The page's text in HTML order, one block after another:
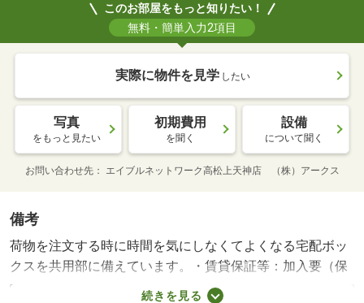
このお部屋をもっと知りたい！
無料・簡単入力2項目
実際に物件を見学 したい
写真
をもっと見たい
初期費用
を聞く
設備
について聞く
お問い合わせ先 エイブルネットワーク高松上天神店 （株）アークス
備考
荷物を注文する時に時間を気にしなくてよくなる宅配ボッ
クスを共用部に備えています。・賃貸保証等：加入要（保
証会社の利用 利用料の１００％～１２０％）・鍵交換
続きを見る